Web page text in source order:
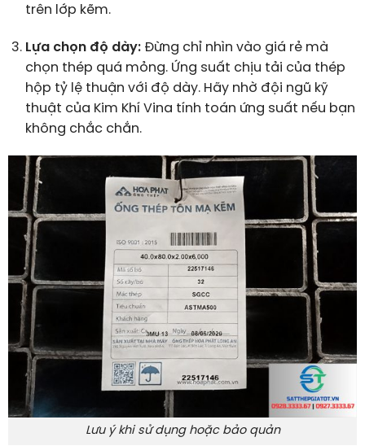
trên lớp kẽm.
Lựa chọn độ dày:Đừng chỉ nhìn vào giá rẻ mà
chọn thép quá mỏng. Ứng suất chịu tải của thép
hộp tỷ lệ thuận với độ dày. Hãy nhờ đội ngũ kỹ
thuật của Kim Khí Vina tính toán ứng suất nếu bạn
không chắc chắn.
Lưu ý khi sử dụng hoặc bảo quản